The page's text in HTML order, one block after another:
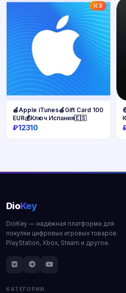
Купить 3
🍎Apple iTunes🍏Gift Card 100
EUR💰Ключ Испания🇪🇸
₽12310
DioKey
DioKey — надёжная платформа для
покупки цифровых игровых товаров.
PlayStation, Xbox, Steam и другое.
КАТЕГОРИИ